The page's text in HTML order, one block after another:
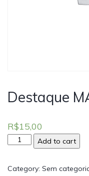
Destaque
R$15,00
Add to cart
Category: Sem